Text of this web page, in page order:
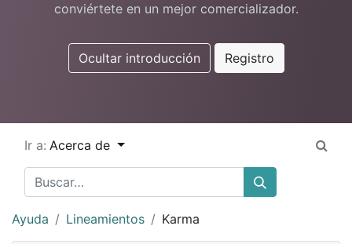
conviértete en un mejor comercializador.
Ocultar introducción Registro
Ir a: Acerca de
Ayuda Lineamientos Karma